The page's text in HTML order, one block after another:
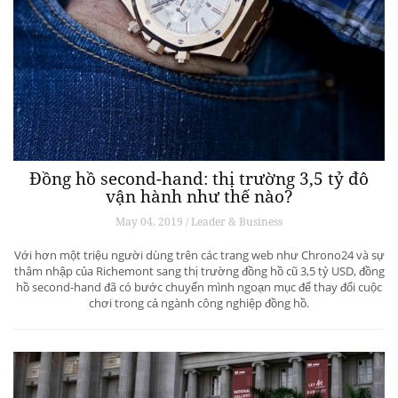
Đồng hồ second-hand: thị trường 3,5 tỷ đô
vận hành như thế nào?
May 04, 2019 / Leader & Business
Với hơn một triệu người dùng trên các trang web như Chrono24 và sự
thâm nhập của Richemont sang thị trường đồng hồ cũ 3,5 tỷ USD, đồng
hồ second-hand đã có bước chuyển mình ngoạn mục để thay đổi cuộc
chơi trong cả ngành công nghiệp đồng hồ.